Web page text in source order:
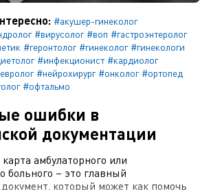
#акушер-гинеколог
#вирусолог #воп #гастроэнтеролог
#геронтолог #гинеколог #гинекологи
#инфекционист #кардиолог
#нейрохирург #онколог #ортопед
#офтальмо
ошибки в
документации
амбулаторного или
больного – это главный
который может как помочь